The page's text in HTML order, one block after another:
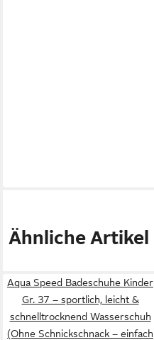
Ähnliche Artikel
Aqua Speed Badeschuhe Kinder
Gr. 37 – sportlich, leicht &
schnelltrocknend Wasserschuh
(Ohne Schnickschnack – einfach